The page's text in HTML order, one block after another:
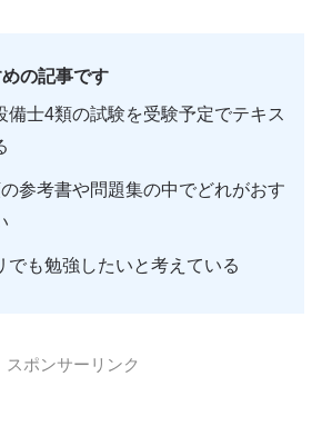
の記事です
備士4類の試験を受験予定でテキス
参考書や問題集の中でどれがおす
でも勉強したいと考えている
スポンサーリンク